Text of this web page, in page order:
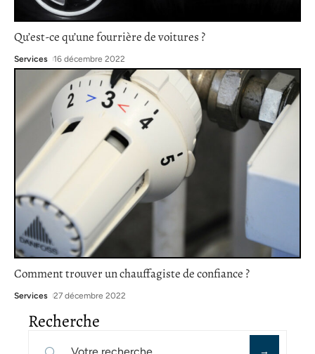
Qu’est-ce qu’une fourrière de voitures ?
Services 16 décembre 2022
Comment trouver un chauffagiste de confiance ?
Services 27 décembre 2022
Recherche